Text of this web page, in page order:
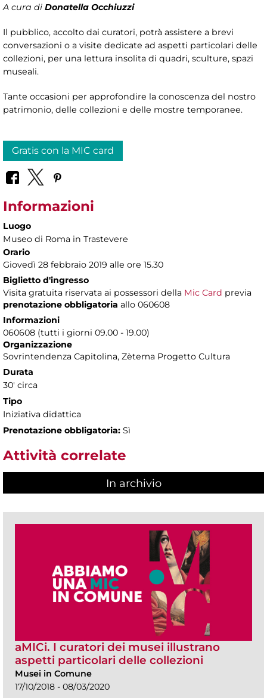
A cura di Donatella Occhiuzzi
Il pubblico, accolto dai curatori, potrà assistere a brevi
conversazioni o a visite dedicate ad aspetti particolari delle
collezioni, per una lettura insolita di quadri, sculture, spazi
museali.
Tante occasioni per approfondire la conoscenza del nostro
patrimonio, delle collezioni e delle mostre temporanee.
Gratis con la MIC card
Informazioni
Luogo
Museo di Roma in Trastevere
Orario
Giovedì 28 febbraio 2019 alle ore 15.30
Biglietto d'ingresso
Visita gratuita riservata ai possessori della Mic Card previa
prenotazione obbligatoria allo 060608
Informazioni
060608 (tutti i giorni 09.00 - 19.00)
Organizzazione
Sovrintendenza Capitolina, Zètema Progetto Cultura
Durata
30' circa
Tipo
Iniziativa didattica
Prenotazione obbligatoria: Sì
Attività correlate
In archivio
aMICi. I curatori dei musei illustrano
aspetti particolari delle collezioni
Musei in Comune
17/10/2018 - 08/03/2020